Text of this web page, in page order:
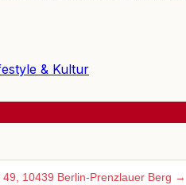
& Kultur
10439 Berlin-Prenzlauer Berg →